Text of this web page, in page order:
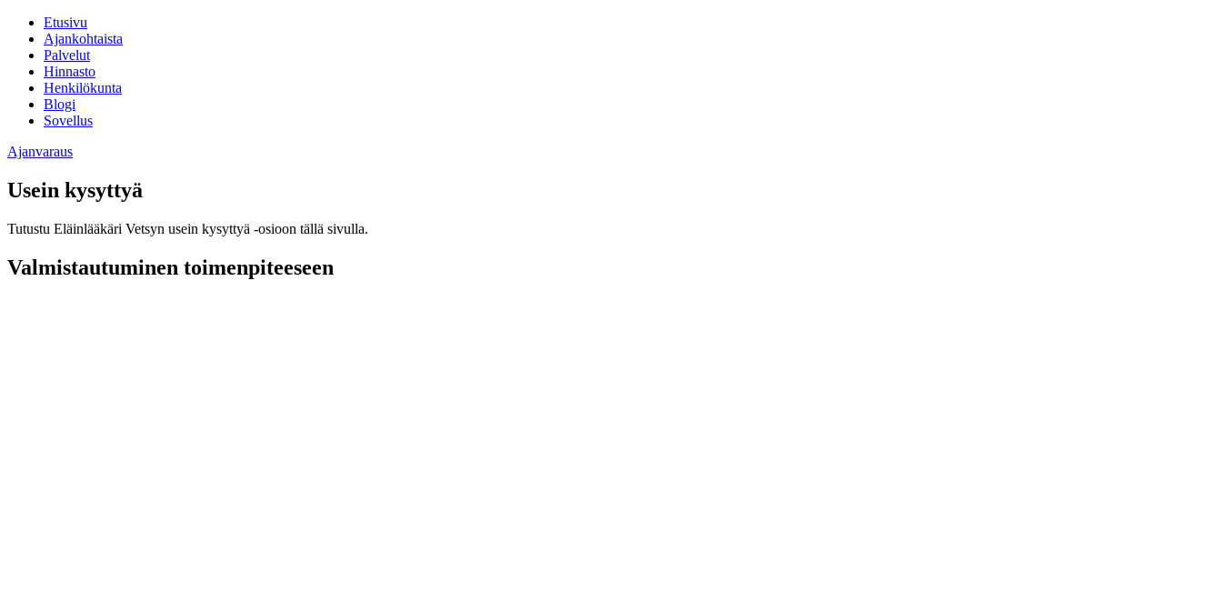
Etusivu
Ajankohtaista
Palvelut
Hinnasto
Henkilökunta
Blogi
Sovellus
Ajanvaraus
Usein kysyttyä
Tutustu Eläinlääkäri Vetsyn usein kysyttyä -osioon tällä sivulla.
Valmistautuminen toimenpiteeseen